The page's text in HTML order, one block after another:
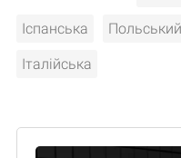
Іспанська Польський
Італійська